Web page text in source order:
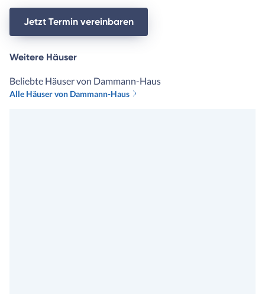
Jetzt Termin vereinbaren
Weitere Häuser
Beliebte Häuser von Dammann-Haus
Alle Häuser von Dammann-Haus